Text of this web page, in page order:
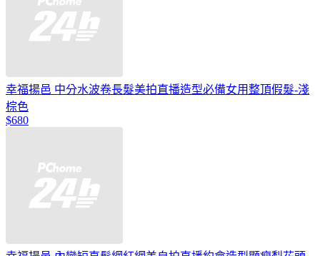
幸福揚邑 中分水波卷長髮美拍直播造型必備女用整頂假髮-淺
棕色
$680